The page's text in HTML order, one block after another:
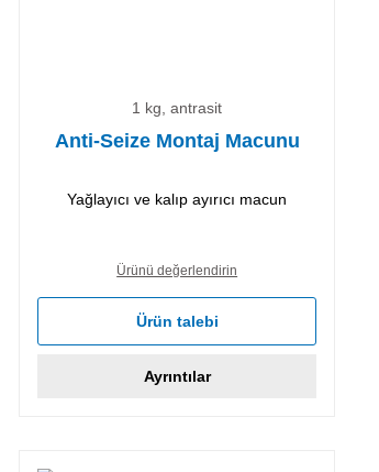
1 kg, antrasit
Anti-Seize Montaj Macunu
Yağlayıcı ve kalıp ayırıcı macun
Ürünü değerlendirin
Ürün talebi
Ayrıntılar